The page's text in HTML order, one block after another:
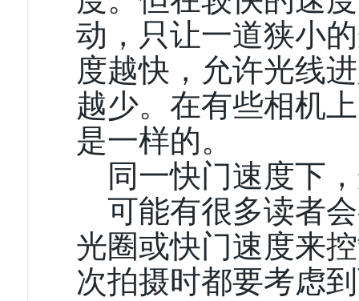
动，只让一道狭小
度越快，允许光线
越少。在有些相机
是一样的。
同一快门速度下
可能有很多读者
光圈或快门速度来
次拍摄时都要考虑